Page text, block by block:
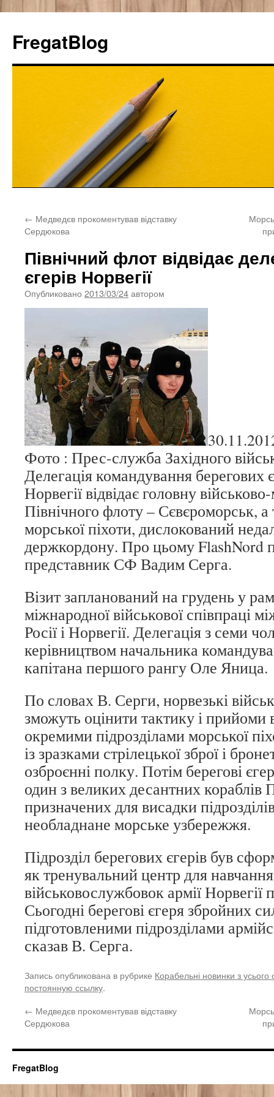
FregatBlog
← Медведєв прокоментував відставку
Сердюкова
Північний флот відвідає
єгерів Норвегії
Опубликовано 2013/03/24автором
Фото : Прес-служба Західного
Делегація командування берегових
Норвегії відвідає головну
Північного флоту – Сєвєроморськ,
морської піхоти, дислокований
держкордону. Про цьому FlashNord
представник СФ Вадим Серга.
Візит запланований на грудень у
міжнародної військової співпраці
Росії і Норвегії. Делегація з семи
керівництвом начальника
капітана першого рангу Оле Яница.
По словах В. Серги, норвезькі
зможуть оцінити тактику і
окремими підрозділами морської
із зразками стрілецької зброї і
озброєнні полку. Потім берегові
один з великих десантних кораблів
призначених для висадки
необладнане морське узбережжя.
Підрозділ берегових єгерів був
як тренувальний центр для
військовослужбовок армії Норвегії
Сьогодні берегові єгеря збройних
підготовленими підрозділами
сказав В. Серга.
Запись опубликована в рубрике Корабельні новинки з усього
постоянную ссылку.
← Медведєв прокоментував відставку
Сердюкова
FregatBlog